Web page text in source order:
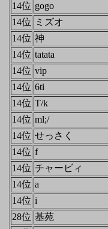
14位 gogo
14位
ミズオ
14位 神
14位 tatata
14位 vip
14位 6ti
14位 T/k
14位 ml;/
14位 せっさく
14位 f
14位 チャービィ
14位 a
14位 i
28位 基苑